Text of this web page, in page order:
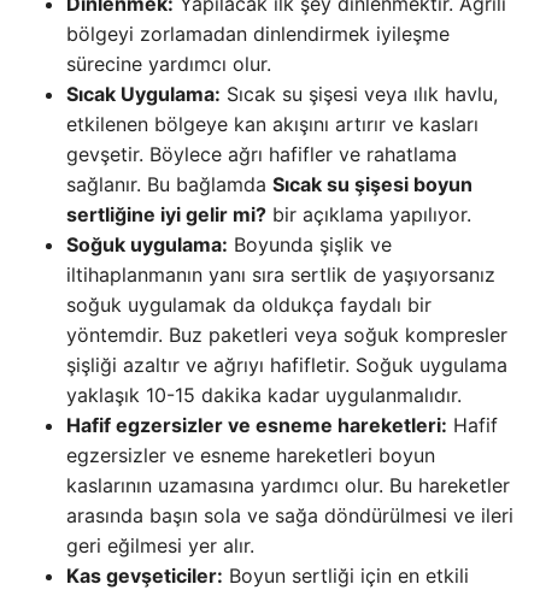
bölgeyi zorlamadan dinlendirmek iyileşme
sürecine yardımcı olur.
Sıcak Uygulama: Sıcak su şişesi veya ılık havlu,
etkilenen bölgeye kan akışını artırır ve kasları
gevşetir. Böylece ağrı hafifler ve rahatlama
sağlanır. Bu bağlamda Sıcak su şişesi boyun
sertliğine iyi gelir mi? bir açıklama yapılıyor.
Soğuk uygulama: Boyunda şişlik ve
iltihaplanmanın yanı sıra sertlik de yaşıyorsanız
soğuk uygulamak da oldukça faydalı bir
yöntemdir. Buz paketleri veya soğuk kompresler
şişliği azaltır ve ağrıyı hafifletir. Soğuk uygulama
yaklaşık 10-15 dakika kadar uygulanmalıdır.
Hafif egzersizler ve esneme hareketleri: Hafif
egzersizler ve esneme hareketleri boyun
kaslarının uzamasına yardımcı olur. Bu hareketler
arasında başın sola ve sağa döndürülmesi ve ileri
geri eğilmesi yer alır.
Kas gevşeticiler: Boyun sertliği için en etkili